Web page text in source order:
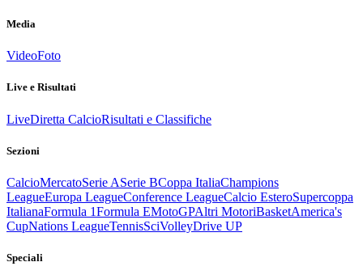
Media
VideoFoto
Live e Risultati
LiveDiretta CalcioRisultati e Classifiche
Sezioni
CalcioMercatoSerie ASerie BCoppa ItaliaChampions
LeagueEuropa LeagueConference LeagueCalcio EsteroSupercoppa
ItalianaFormula 1Formula EMotoGPAltri MotoriBasketAmerica's
CupNations LeagueTennisSciVolleyDrive UP
Speciali